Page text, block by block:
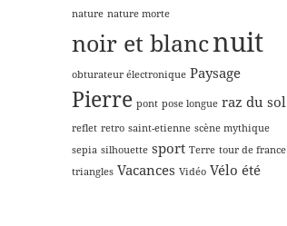
nature nature morte
noir et blancnuit
obturateur électronique Paysage
Pierre pont pose longue raz du sol
reflet retro saint-etienne scène mythique
sepia silhouette sport Terre tour de france
triangles Vacances Vidéo Vélo été